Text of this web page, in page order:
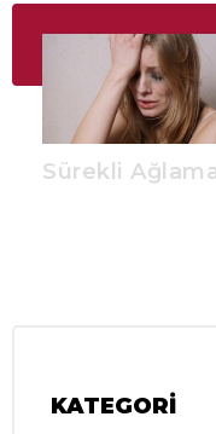
Sürekli
KATEGORİ